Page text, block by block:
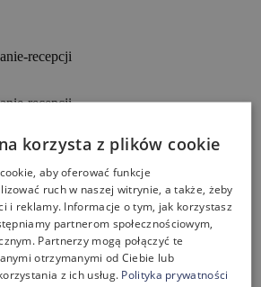
recepcji
recepcji
korzysta z plików cookie
aby oferować funkcje
ruch w naszej witrynie, a także, żeby
i reklamy. Informacje o tym, jak korzystasz
partnerom społecznościowym,
Partnerzy mogą połączyć te
otrzymanymi od Ciebie lub
z ich usług. Polityka prywatności